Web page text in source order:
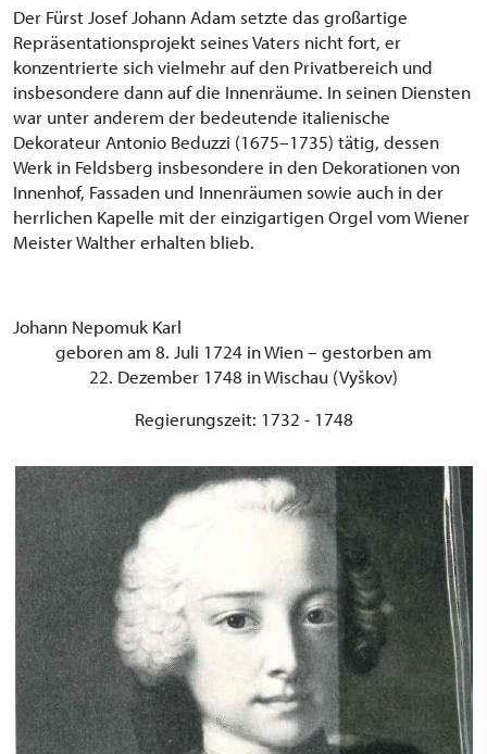
Der Fürst Josef Johann Adam setzte das großartige
Repräsentationsprojekt seines Vaters nicht fort, er
konzentrierte sich vielmehr auf den Privatbereich und
insbesondere dann auf die Innenräume. In seinen Diensten
war unter anderem der bedeutende italienische
Dekorateur Antonio Beduzzi (1675–1735) tätig, dessen
Werk in Feldsberg insbesondere in den Dekorationen von
Innenhof, Fassaden und Innenräumen sowie auch in der
herrlichen Kapelle mit der einzigartigen Orgel vom Wiener
Meister Walther erhalten blieb.
Johann Nepomuk Karl
geboren am 8. Juli 1724 in Wien – gestorben am
22. Dezember 1748 in Wischau (Vyškov)
Regierungszeit: 1732 - 1748